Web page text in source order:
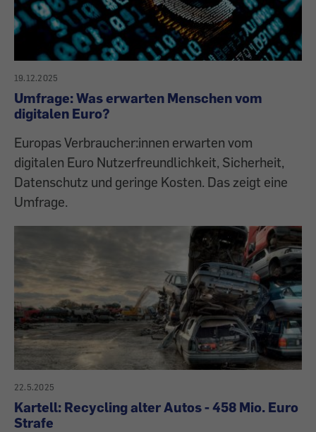
19.12.2025
Umfrage: Was erwarten Menschen vom
digitalen Euro?
Europas Verbraucher:innen erwarten vom
digitalen Euro Nutzerfreundlichkeit, Sicherheit,
Datenschutz und geringe Kosten. Das zeigt eine
Umfrage.
22.5.2025
Kartell: Recycling alter Autos - 458 Mio. Euro
Strafe